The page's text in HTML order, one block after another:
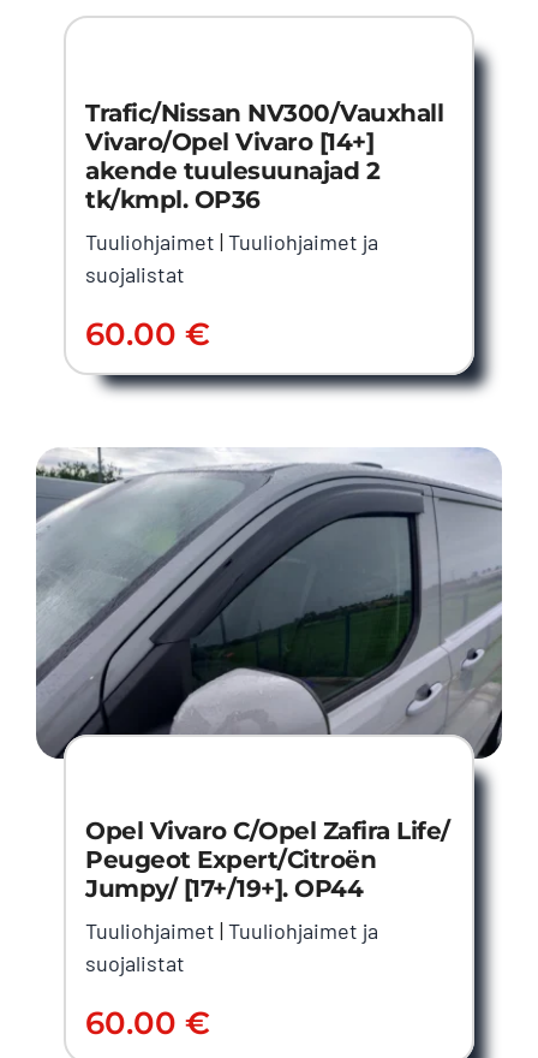
Trafic/Nissan NV300/Vauxhall
Vivaro/Opel Vivaro [14+]
akende tuulesuunajad 2
tk/kmpl. OP36
Tuuliohjaimet |Tuuliohjaimet ja
suojalistat
60.00€
Opel Vivaro C/Opel Zafira Life/
Peugeot Expert/Citroën
Jumpy/ [17+/19+]. OP44
Tuuliohjaimet |Tuuliohjaimet ja
suojalistat
60.00€